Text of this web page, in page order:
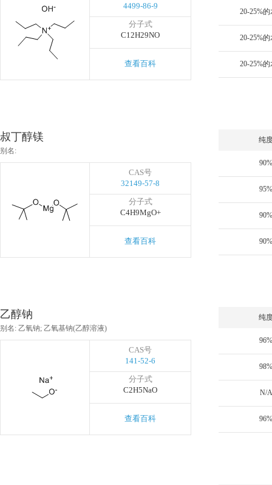
4499-86-9
分子式
C12H29NO
查看百科
20-25%
20-25%
20-25%
叔丁醇镁
别名:
CAS号
32149-57-8
分子式
C4H9MgO+
查看百科
纯
90%
95%
90%
90%
乙醇钠
别名: 乙氧钠; 乙氧基钠(乙醇溶液)
CAS号
141-52-6
分子式
C2H5NaO
查看百科
纯
96%
98%
N/A
96%